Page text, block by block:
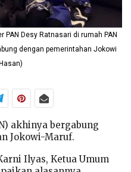
PAN Desy Ratnasari di rumah PAN
dengan pemerintahan Jokowi
akhinya bergabung
Jokowi-Maruf.
Ilyas, Ketua Umum